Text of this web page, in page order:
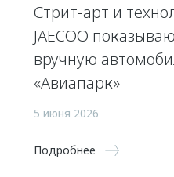
Стрит-арт и
JAECOO
вручную
«Авиапарк»
5 июня 2026
Подробнее